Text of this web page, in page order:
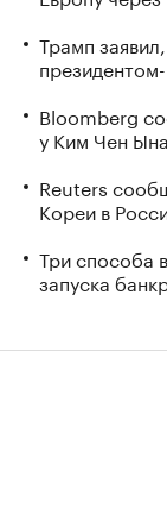
Трамп
Bloomberg
у Ким Чен Ына
Reuters
Кореи в
Три способа
запуска